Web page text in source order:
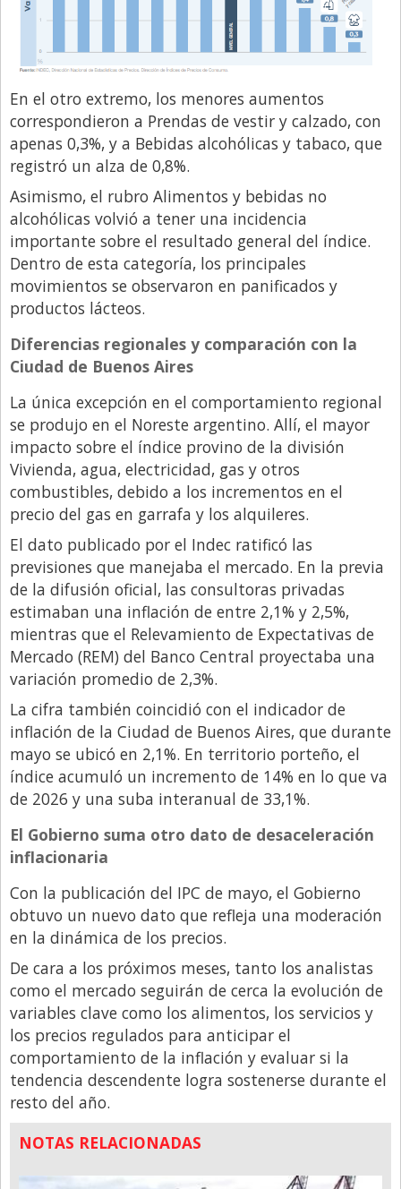
En el otro extremo, los menores aumentos
correspondieron a Prendas de vestir y calzado, con
apenas 0,3%, y a Bebidas alcohólicas y tabaco, que
registró un alza de 0,8%.
Asimismo, el rubro Alimentos y bebidas no
alcohólicas volvió a tener una incidencia
importante sobre el resultado general del índice.
Dentro de esta categoría, los principales
movimientos se observaron en panificados y
productos lácteos.
Diferencias regionales y comparación con la
Ciudad de Buenos Aires
La única excepción en el comportamiento regional
se produjo en el Noreste argentino. Allí, el mayor
impacto sobre el índice provino de la división
Vivienda, agua, electricidad, gas y otros
combustibles, debido a los incrementos en el
precio del gas en garrafa y los alquileres.
El dato publicado por el Indec ratificó las
previsiones que manejaba el mercado. En la previa
de la difusión oficial, las consultoras privadas
estimaban una inflación de entre 2,1% y 2,5%,
mientras que el Relevamiento de Expectativas de
Mercado (REM) del Banco Central proyectaba una
variación promedio de 2,3%.
La cifra también coincidió con el indicador de
inflación de la Ciudad de Buenos Aires, que durante
mayo se ubicó en 2,1%. En territorio porteño, el
índice acumuló un incremento de 14% en lo que va
de 2026 y una suba interanual de 33,1%.
El Gobierno suma otro dato de desaceleración
inflacionaria
Con la publicación del IPC de mayo, el Gobierno
obtuvo un nuevo dato que refleja una moderación
en la dinámica de los precios.
De cara a los próximos meses, tanto los analistas
como el mercado seguirán de cerca la evolución de
variables clave como los alimentos, los servicios y
los precios regulados para anticipar el
comportamiento de la inflación y evaluar si la
tendencia descendente logra sostenerse durante el
resto del año.
NOTAS RELACIONADAS